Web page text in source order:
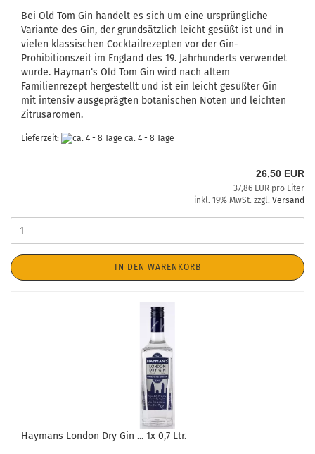
Bei Old Tom Gin handelt es sich um eine ursprüngliche
Variante des Gin, der grundsätzlich leicht gesüßt ist und in
vielen klassischen Cocktailrezepten vor der Gin-
Prohibitionszeit im England des 19. Jahrhunderts verwendet
wurde. Hayman‘s Old Tom Gin wird nach altem
Familienrezept hergestellt und ist ein leicht gesüßter Gin
mit intensiv ausgeprägten botanischen Noten und leichten
Zitrusaromen.
Lieferzeit: ca. 4 - 8 Tage
26,50 EUR
37,86 EUR pro Liter
inkl. 19% MwSt. zzgl. Versand
IN DEN WARENKORB
Haymans London Dry Gin ... 1x 0,7 Ltr.